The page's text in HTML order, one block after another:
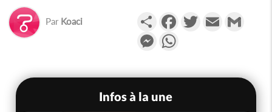
Par Koaci PartagerFacebookTwitterEmail
Messenger
Infos à la une